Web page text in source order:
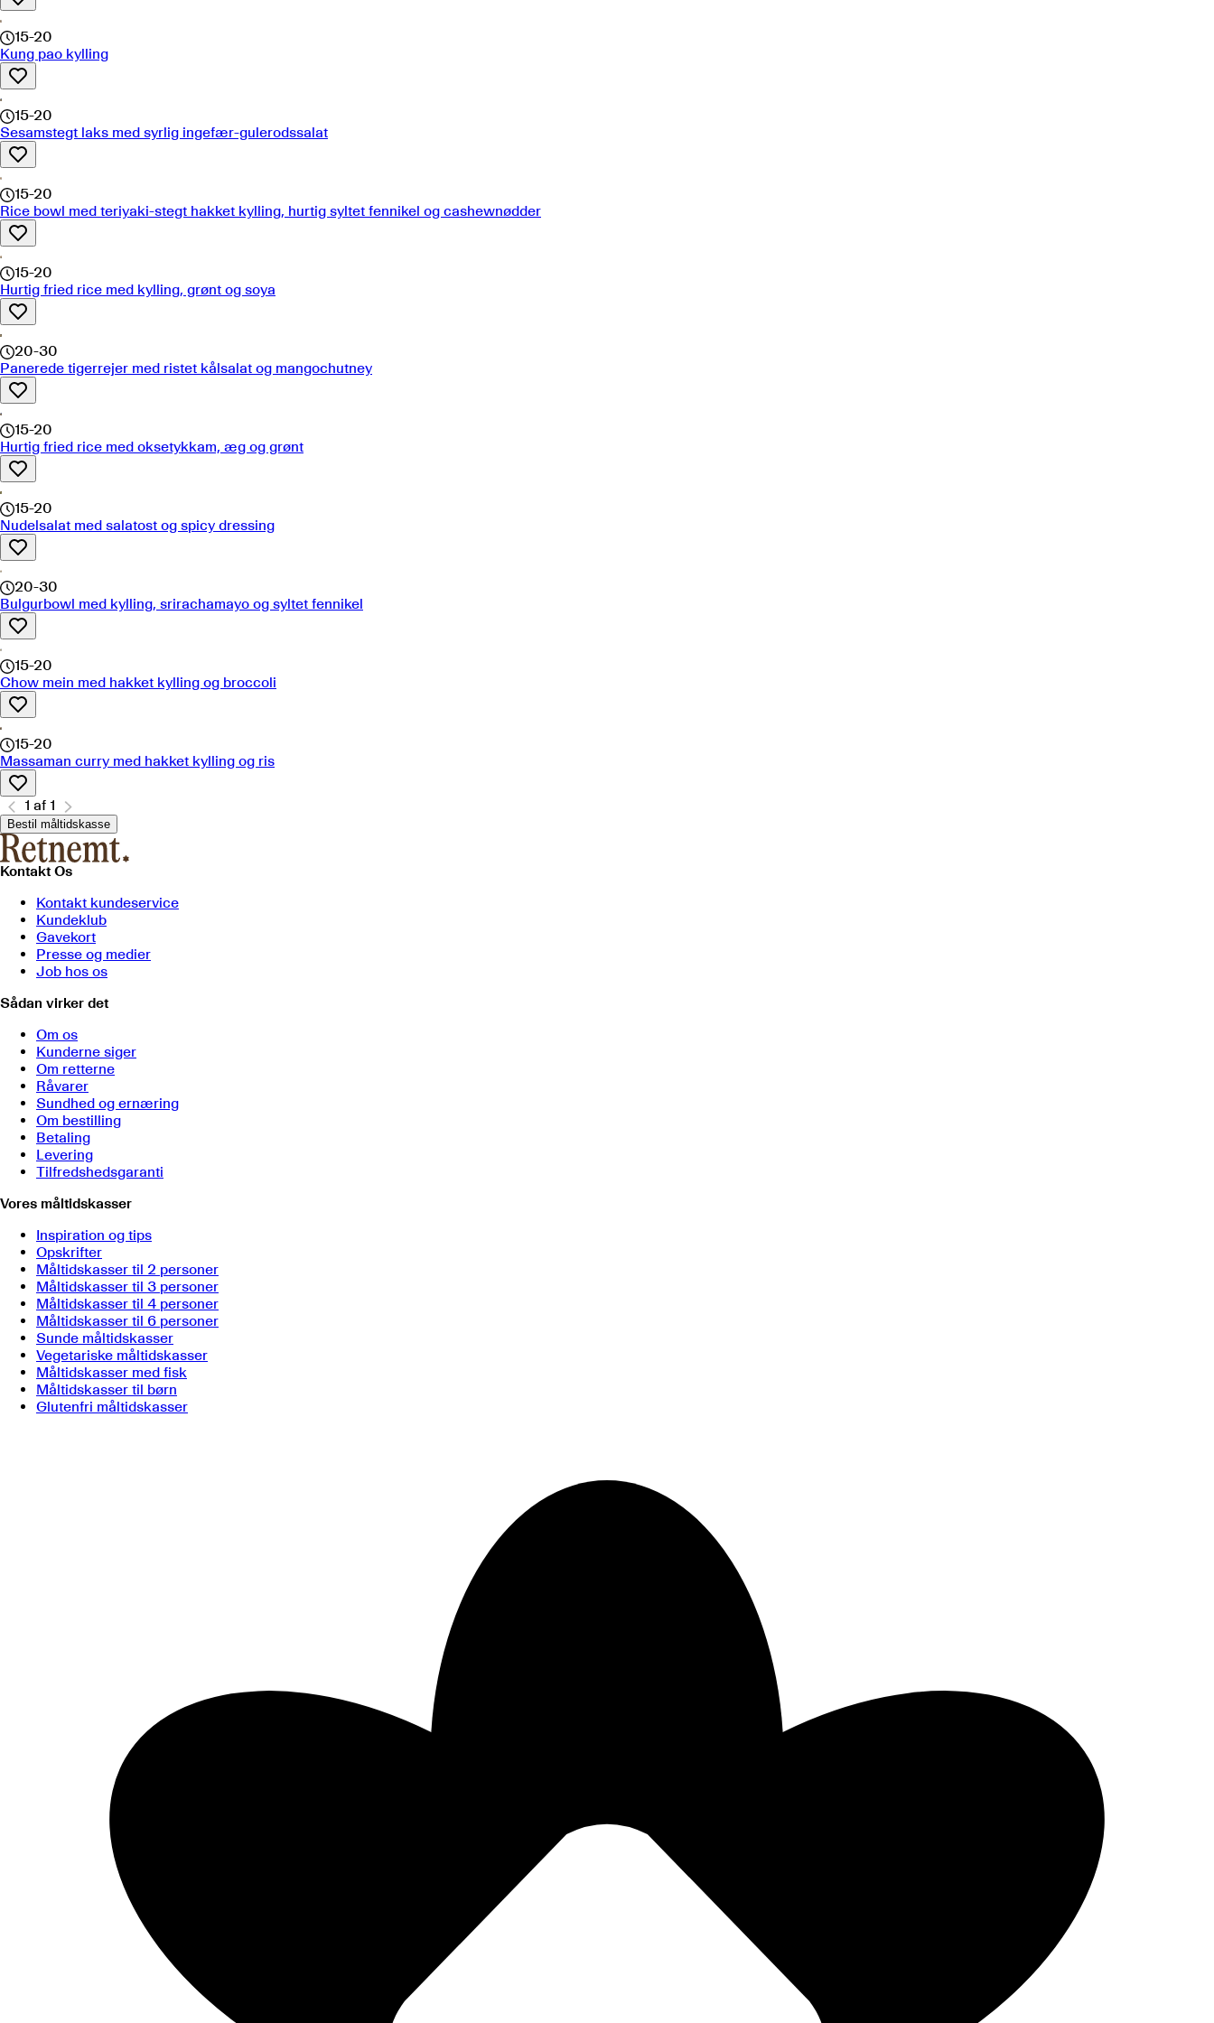
15-20
Kung pao kylling
15-20
Sesamstegt laks med syrlig ingefær-gulerodssalat
15-20
Rice bowl med teriyaki-stegt hakket kylling, hurtig syltet fennikel og cashewnødder
15-20
Hurtig fried rice med kylling, grønt og soya
20-30
Panerede tigerrejer med ristet kålsalat og mangochutney
15-20
Hurtig fried rice med oksetykkam, æg og grønt
15-20
Nudelsalat med salatost og spicy dressing
20-30
Bulgurbowl med kylling, srirachamayo og syltet fennikel
15-20
Chow mein med hakket kylling og broccoli
15-20
Massaman curry med hakket kylling og ris
1 af 1
Bestil måltidskasse
Kontakt Os
Kontakt kundeservice
Kundeklub
Gavekort
Presse og medier
Job hos os
Sådan virker det
Om os
Kunderne siger
Om retterne
Råvarer
Sundhed og ernæring
Om bestilling
Betaling
Levering
Tilfredshedsgaranti
Vores måltidskasser
Inspiration og tips
Opskrifter
Måltidskasser til 2 personer
Måltidskasser til 3 personer
Måltidskasser til 4 personer
Måltidskasser til 6 personer
Sunde måltidskasser
Vegetariske måltidskasser
Måltidskasser med fisk
Måltidskasser til børn
Glutenfri måltidskasser